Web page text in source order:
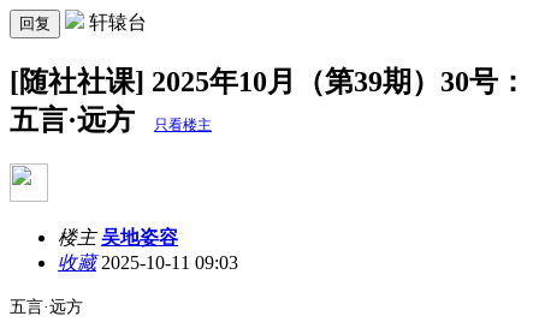
回复 轩辕台
[随社社课] 2025年10月（第39期）30号：
五言·远方
只看楼主
楼主 吴地姿容
收藏2025-10-11 09:03
五言·远方